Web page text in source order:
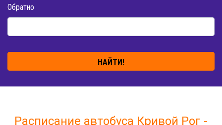
Обратно
НАЙТИ!
Расписание автобуса Кривой Рог -